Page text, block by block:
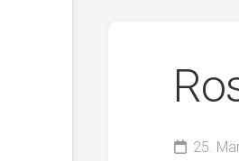
25.